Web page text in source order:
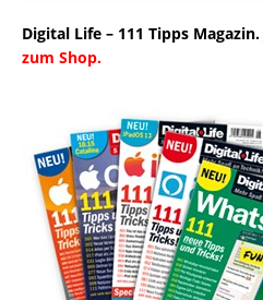
Digital Life – 111 Tipps
zum Shop.